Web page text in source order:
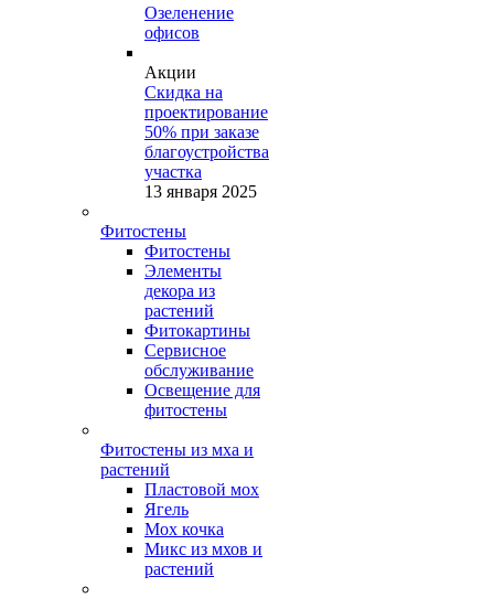
Озеленение
офисов
Акции
Скидка на
проектирование
50% при заказе
благоустройства
участка
13 января 2025
Фитостены
Фитостены
Элементы
декора из
растений
Фитокартины
Сервисное
обслуживание
Освещение для
фитостены
Фитостены из мха и
растений
Пластовой мох
Ягель
Мох кочка
Микс из мхов и
растений